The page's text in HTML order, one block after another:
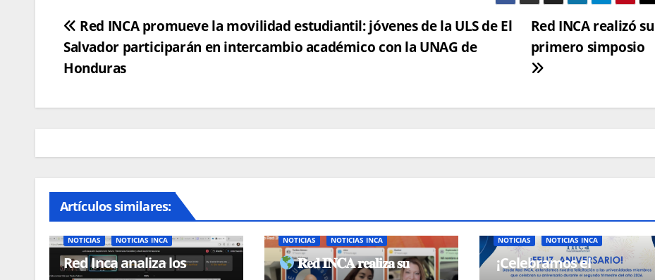
Navegación
de
Red INCA realizó su
primero simposio
Red INCA promueve la movilidad estudiantil: jóvenes de la ULS de El
Salvador participarán en intercambio académico con la UNAG de
Honduras
Artículos similares:
NOTICIAS NOTICIAS INCA
Red Inca analiza los
NOTICIAS NOTICIAS INCA
𝐑𝐞𝐝 𝐈𝐍𝐂𝐀 𝐫𝐞𝐚𝐥𝐢𝐳𝐚 𝐬𝐮
NOTICIAS NOTICIAS INCA
¡Celebramos el